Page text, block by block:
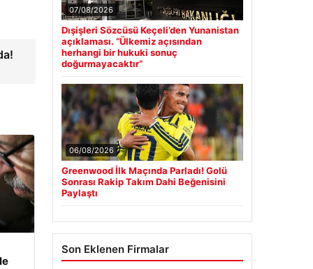
07/08/2026
Dışişleri Sözcüsü Keçeli’den Yunanistan
açıklaması. “Ülkemiz açısından
herhangi bir hukuki sonuç
doğurmayacaktır”
06/08/2026
Greenwood İlk Maçında Parladı! Golü
Sonrası Rakip Takım Dahi Beğenisini
Paylaştı
Son Eklenen Firmalar